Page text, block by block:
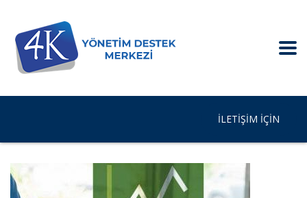
İLETIŞIM IÇIN